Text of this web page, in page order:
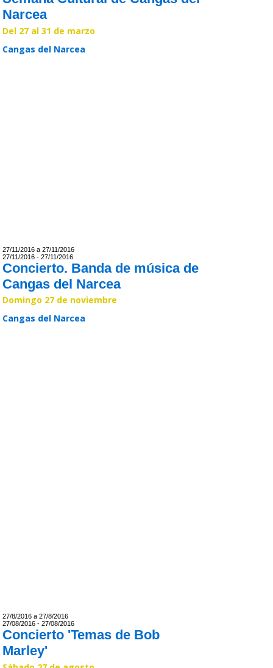
Narcea
Del 27 al 31 de marzo
Cangas del Narcea
27/11/2016 a 27/11/2016
27/11/2016 - 27/11/2016
Concierto. Banda de música de
Cangas del Narcea
Domingo 27 de noviembre
Cangas del Narcea
27/8/2016 a 27/8/2016
27/08/2016 - 27/08/2016
Concierto 'Temas de Bob
Marley'